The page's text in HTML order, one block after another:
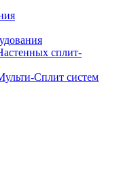
сплит-
Сплит систем